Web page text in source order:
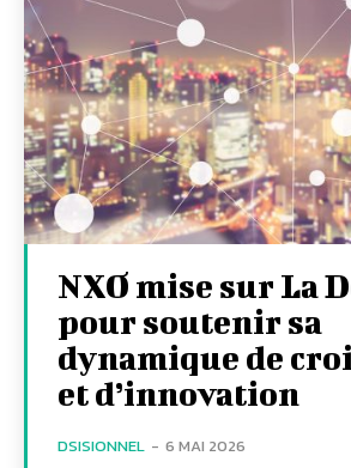
NXO mise sur La
pour soutenir sa
dynamique de
et d’innovation
DSISIONNEL - 6 MAI 2026